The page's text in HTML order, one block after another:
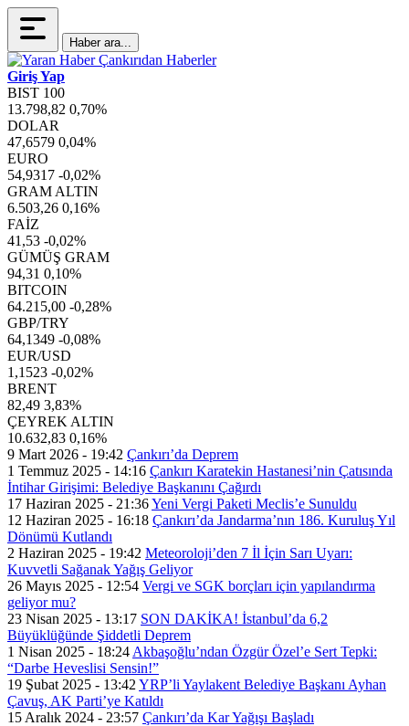
Haber ara...
Giriş Yap
BIST 100
13.798,82 0,70%
DOLAR
47,6579 0,04%
EURO
54,9317 -0,02%
GRAM ALTIN
6.503,26 0,16%
FAİZ
41,53 -0,02%
GÜMÜŞ GRAM
94,31 0,10%
BITCOIN
64.215,00 -0,28%
GBP/TRY
64,1349 -0,08%
EUR/USD
1,1523 -0,02%
BRENT
82,49 3,83%
ÇEYREK ALTIN
10.632,83 0,16%
9 Mart 2026 - 19:42 Çankırı’da Deprem
1 Temmuz 2025 - 14:16 Çankırı Karatekin Hastanesi’nin Çatısında
İntihar Girişimi: Belediye Başkanını Çağırdı
17 Haziran 2025 - 21:36Yeni Vergi Paketi Meclis’e Sunuldu
12 Haziran 2025 - 16:18 Çankırı’da Jandarma’nın 186. Kuruluş Yıl
Dönümü Kutlandı
2 Haziran 2025 - 19:42 Meteoroloji’den 7 İl İçin Sarı Uyarı:
Kuvvetli Sağanak Yağış Geliyor
26 Mayıs 2025 - 12:54 Vergi ve SGK borçları için yapılandırma
geliyor mu?
23 Nisan 2025 - 13:17 SON DAKİKA! İstanbul’da 6,2
Büyüklüğünde Şiddetli Deprem
1 Nisan 2025 - 18:24 Akbaşoğlu’ndan Özgür Özel’e Sert Tepki:
“Darbe Heveslisi Sensin!”
19 Şubat 2025 - 13:42 YRP’li Yaylakent Belediye Başkanı Ayhan
Çavuş, AK Parti’ye Katıldı
15 Aralık 2024 - 23:57 Çankırı’da Kar Yağışı Başladı